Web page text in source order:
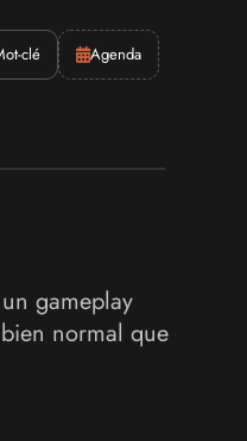
clé Agenda
gameplay
normal que